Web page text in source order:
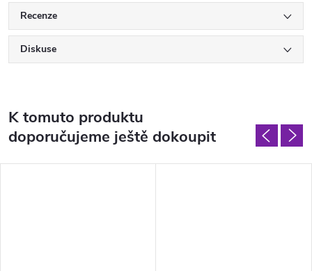
Recenze
Diskuse
K tomuto produktu
doporučujeme ještě dokoupit